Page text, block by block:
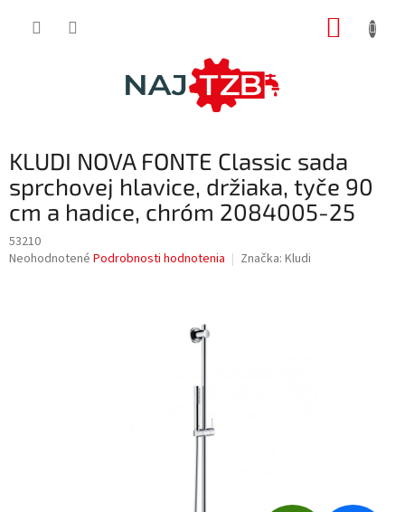
KLUDI NOVA FONTE Classic sada
sprchovej hlavice, držiaka, tyče 90
cm a hadice, chróm 2084005-25
53210
Priemerné
Neohodnotené Podrobnosti hodnotenia Značka: Kludi